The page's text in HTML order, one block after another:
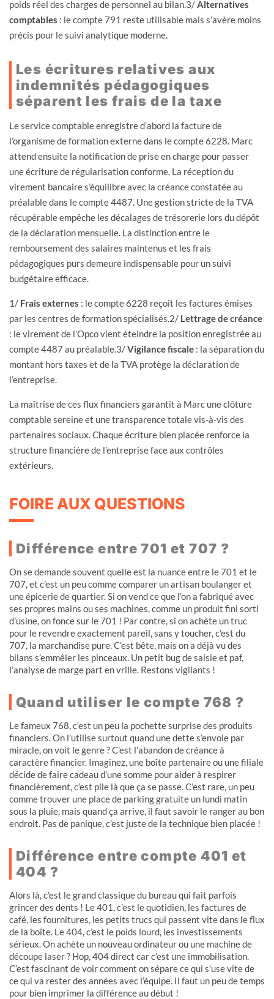
poids réel des charges de personnel au bilan.3/Alternatives
comptables : le compte 791 reste utilisable mais s’avère moins
précis pour le suivi analytique moderne.
Les écritures relatives aux
indemnités pédagogiques
séparent les frais de la taxe
Le service comptable enregistre d’abord la facture de
l’organisme de formation externe dans le compte 6228. Marc
attend ensuite la notification de prise en charge pour passer
une écriture de régularisation conforme. La réception du
virement bancaire s’équilibre avec la créance constatée au
préalable dans le compte 4487. Une gestion stricte de la TVA
récupérable empêche les décalages de trésorerie lors du dépôt
de la déclaration mensuelle. La distinction entre le
remboursement des salaires maintenus et les frais
pédagogiques purs demeure indispensable pour un suivi
budgétaire efficace.
1/ Frais externes : le compte 6228 reçoit les factures émises
par les centres de formation spécialisés.2/ Lettrage de créance
: le virement de l’Opco vient éteindre la position enregistrée au
compte 4487 au préalable.3/Vigilance fiscale : la séparation du
montant hors taxes et de la TVA protège la déclaration de
l’entreprise.
La maîtrise de ces flux financiers garantit à Marc une clôture
comptable sereine et une transparence totale vis-à-vis des
partenaires sociaux. Chaque écriture bien placée renforce la
structure financière de l’entreprise face aux contrôles
extérieurs.
FOIRE AUX QUESTIONS
Différence entre 701 et 707 ?
On se demande souvent quelle est la nuance entre le 701 et le
707, et c’est un peu comme comparer un artisan boulanger et
une épicerie de quartier. Si on vend ce que l’on a fabriqué avec
ses propres mains ou ses machines, comme un produit fini sorti
d’usine, on fonce sur le 701 ! Par contre, si on achète un truc
pour le revendre exactement pareil, sans y toucher, c’est du
707, la marchandise pure. C’est bête, mais on a déjà vu des
bilans s’emmêler les pinceaux. Un petit bug de saisie et paf,
l’analyse de marge part en vrille. Restons vigilants !
Quand utiliser le compte 768 ?
Le fameux 768, c’est un peu la pochette surprise des produits
financiers. On l’utilise surtout quand une dette s’envole par
miracle, on voit le genre ? C’est l’abandon de créance à
caractère financier. Imaginez, une boîte partenaire ou une filiale
décide de faire cadeau d’une somme pour aider à respirer
financièrement, c’est pile là que ça se passe. C’est rare, un peu
comme trouver une place de parking gratuite un lundi matin
sous la pluie, mais quand ça arrive, il faut savoir le ranger au bon
endroit. Pas de panique, c’est juste de la technique bien placée !
Différence entre compte 401 et
404 ?
Alors là, c’est le grand classique du bureau qui fait parfois
grincer des dents ! Le 401, c’est le quotidien, les factures de
café, les fournitures, les petits trucs qui passent vite dans le flux
de la boîte. Le 404, c’est le poids lourd, les investissements
sérieux. On achète un nouveau ordinateur ou une machine de
découpe laser ? Hop, 404 direct car c’est une immobilisation.
C’est fascinant de voir comment on sépare ce qui s’use vite de
ce qui va rester des années avec l’équipe. Il faut un peu de temps
pour bien imprimer la différence au début !